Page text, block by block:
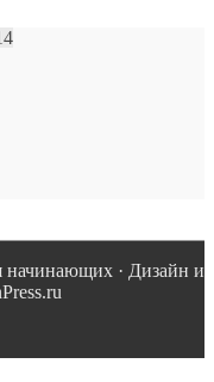
начинающих · Дизайн и